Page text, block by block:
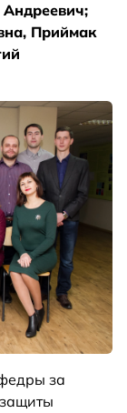
Приймак
за